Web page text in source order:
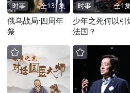
时事 全131集
俄乌战局·四周年
祭
时事 全1
少年之死何以引
法国？